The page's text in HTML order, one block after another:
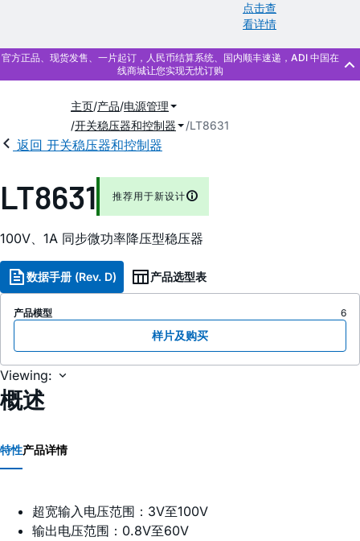
点击查
看详情
主页 产品 电源管理
开关稳压器和控制器
LT8631
返回 开关稳压器和控制器
LT8631 推荐用于新设计
100V、1A 同步微功率降压型稳压器
数据手册 (Rev. D) 产品选型表
产品模型 6
样片及购买
Viewing:
概述
特性产品详情
超宽输入电压范围：3V至100V
输出电压范围：0.8V至60V